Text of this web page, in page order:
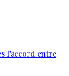
l’accord entre